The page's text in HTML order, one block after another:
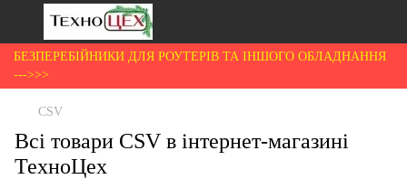
БЕЗПЕРЕБІЙНИКИ ДЛЯ РОУТЕРІВ ТА ІНШОГО ОБЛАДНАННЯ
--->>>
CSV
Всі товари CSV в інтернет-магазині
ТехноЦех